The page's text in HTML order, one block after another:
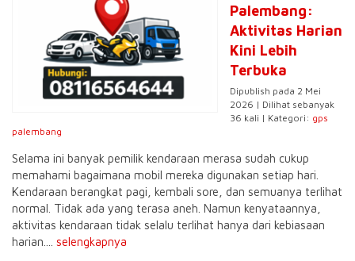
Palembang:
Aktivitas Harian
Kini Lebih
Terbuka
Dipublish pada 2 Mei
2026 | Dilihat sebanyak
36 kali | Kategori: gps
palembang
Selama ini banyak pemilik kendaraan merasa sudah cukup
memahami bagaimana mobil mereka digunakan setiap hari.
Kendaraan berangkat pagi, kembali sore, dan semuanya terlihat
normal. Tidak ada yang terasa aneh. Namun kenyataannya,
aktivitas kendaraan tidak selalu terlihat hanya dari kebiasaan
harian.... selengkapnya